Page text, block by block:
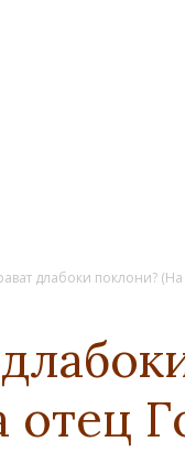
длабоки поклони?